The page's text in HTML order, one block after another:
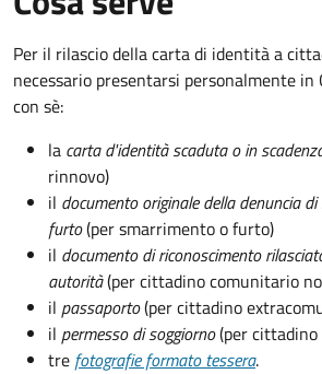
Per il rilascio della carta di identità a
necessario presentarsi personalmente in
con sè:
la carta d'identità scaduta o in
rinnovo)
il documento originale della denuncia
furto(per smarrimento o furto)
il documento di riconoscimento
autorità(per cittadino comunitario
il passaporto(per cittadino
il permesso di soggiorno(per
tre fotografie formato tessera.